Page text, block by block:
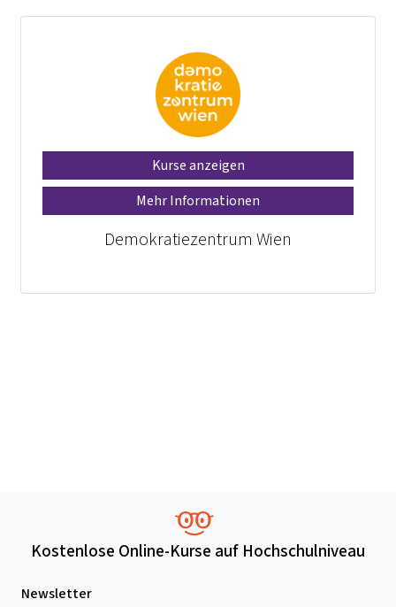
Kurse anzeigen
Mehr Informationen
Demokratiezentrum Wien
Kostenlose Online-Kurse auf Hochschulniveau
Newsletter